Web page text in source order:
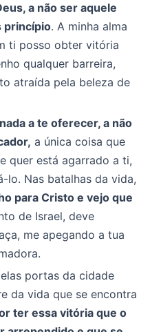
a não ser aquele
princípio. A minha alma
ti posso obter vitória
qualquer barreira,
atraída pela beleza de
a te oferecer, a não
a única coisa que
quer está agarrado a ti,
lo. Nas batalhas da vida,
para Cristo e vejo que
de Israel, deve
me apegando a tua
portas da cidade
da vida que se encontra
ter essa vitória que o